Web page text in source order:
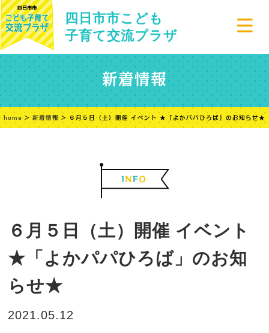
四日市市こども
子育て交流プラザ
新着情報
home > 新着情報 > ６月５日（土）開催 イベント ★「よかパパひろば」のお知らせ★
６月５日（土）開催 イベント
★「よかパパひろば」のお知
らせ★
2021.05.12